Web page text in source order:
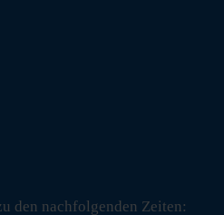
den nachfolgenden Zeiten: